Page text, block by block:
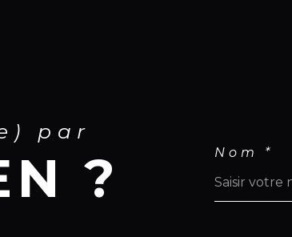
par
? Nom *